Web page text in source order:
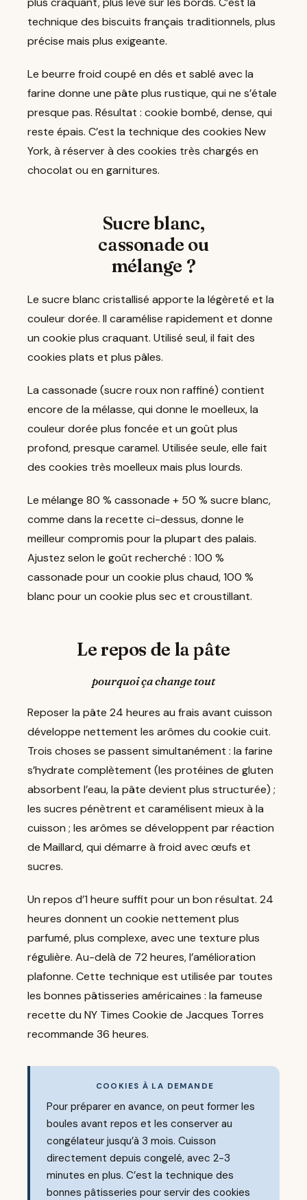
technique des biscuits français traditionnels, plus
précise mais plus exigeante.
Le beurre froid coupé en dés et sablé avec la
farine donne une pâte plus rustique, qui ne s’étale
presque pas. Résultat : cookie bombé, dense, qui
reste épais. C’est la technique des cookies New
York, à réserver à des cookies très chargés en
chocolat ou en garnitures.
Sucre blanc,
cassonade ou
mélange ?
Le sucre blanc cristallisé apporte la légèreté et la
couleur dorée. Il caramélise rapidement et donne
un cookie plus craquant. Utilisé seul, il fait des
cookies plats et plus pâles.
La cassonade (sucre roux non raffiné) contient
encore de la mélasse, qui donne le moelleux, la
couleur dorée plus foncée et un goût plus
profond, presque caramel. Utilisée seule, elle fait
des cookies très moelleux mais plus lourds.
Le mélange 80 % cassonade + 50 % sucre blanc,
comme dans la recette ci-dessus, donne le
meilleur compromis pour la plupart des palais.
Ajustez selon le goût recherché : 100 %
cassonade pour un cookie plus chaud, 100 %
blanc pour un cookie plus sec et croustillant.
Le repos de la pâte
pourquoi ça change tout
Reposer la pâte 24 heures au frais avant cuisson
développe nettement les arômes du cookie cuit.
Trois choses se passent simultanément : la farine
s’hydrate complètement (les protéines de gluten
absorbent l’eau, la pâte devient plus structurée) ;
les sucres pénètrent et caramélisent mieux à la
cuisson ; les arômes se développent par réaction
de Maillard, qui démarre à froid avec œufs et
sucres.
Un repos d’1 heure suffit pour un bon résultat. 24
heures donnent un cookie nettement plus
parfumé, plus complexe, avec une texture plus
régulière. Au-delà de 72 heures, l’amélioration
plafonne. Cette technique est utilisée par toutes
les bonnes pâtisseries américaines : la fameuse
recette du NY Times Cookie de Jacques Torres
recommande 36 heures.
COOKIES À LA DEMANDE
Pour préparer en avance, on peut former les
boules avant repos et les conserver au
congélateur jusqu’à 3 mois. Cuisson
directement depuis congelé, avec 2-3
minutes en plus. C’est la technique des
bonnes pâtisseries pour servir des cookies